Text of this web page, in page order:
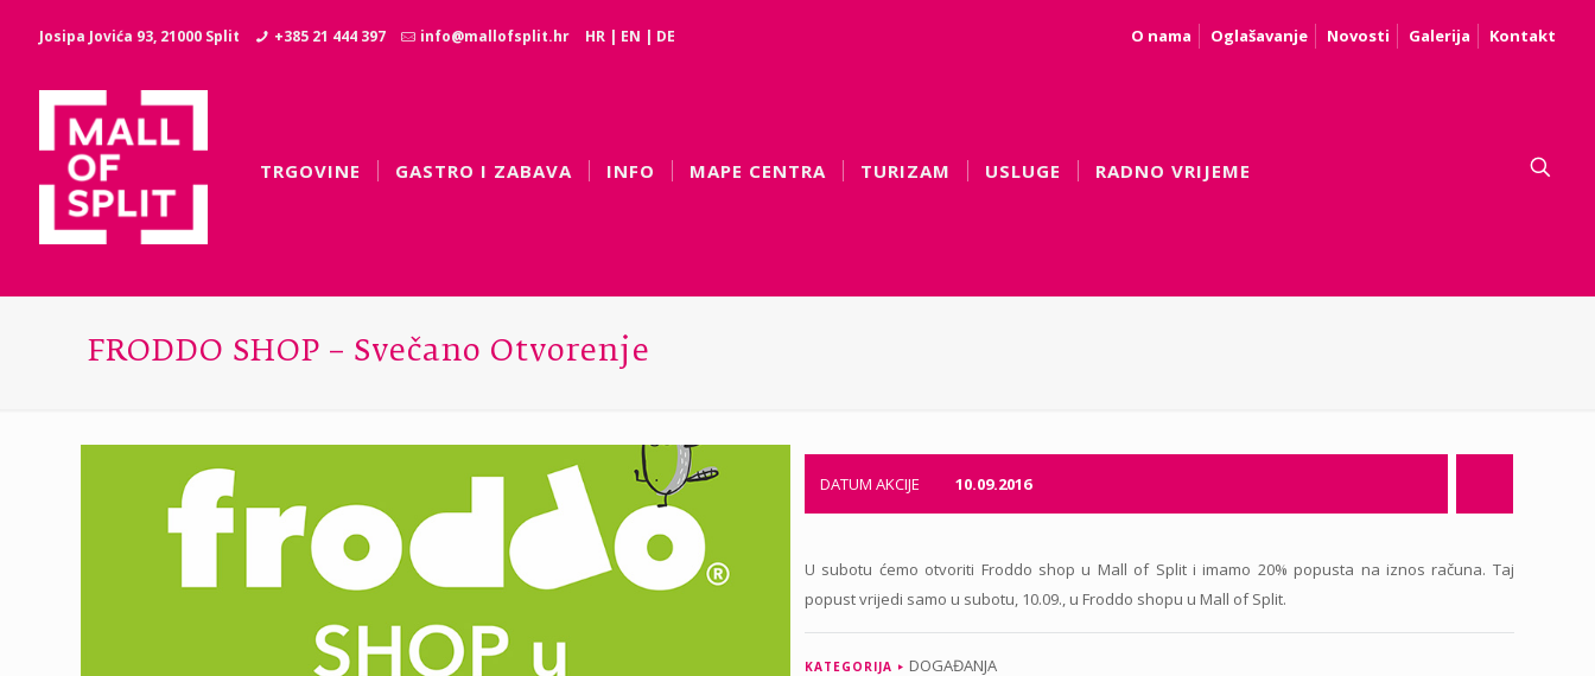
Josipa Jovića 93, 21000 Split +385 21 444 397 info@mallofsplit.hr HR | EN | DE O nama Oglašavanje Novosti Galerija Kontakt
TRGOVINE GASTRO I ZABAVA INFO MAPE CENTRA TURIZAM USLUGE RADNO VRIJEME
FRODDO SHOP – Svečano Otvorenje
DATUM AKCIJE 10.09.2016
U subotu ćemo otvoriti Froddo shop u Mall of Split i imamo 20% popusta na iznos računa. Taj
popust vrijedi samo u subotu, 10.09., u Froddo shopu u Mall of Split.
KATEGORIJA DOGAĐANJA